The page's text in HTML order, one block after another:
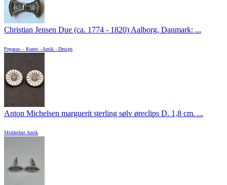
Christian Jensen Due (ca. 1774 - 1820) Aalborg, Danmark: ...
Pegasus – Kunst - Antik - Design
Anton Michelsen marguerit sterling sølv øreclips D. 1,8 cm. ...
Middelfart Antik